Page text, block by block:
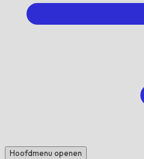
Hoofdmenu openen